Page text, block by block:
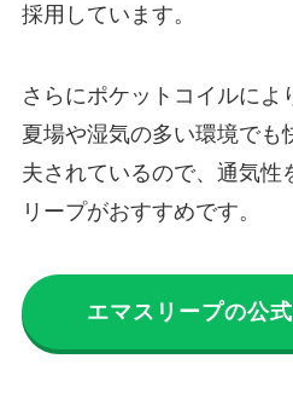
採用しています。
さらにポケットコイルによ
夏場や湿気の多い環境でも
夫されているので、通気性
リープがおすすめです。
エマスリープの公